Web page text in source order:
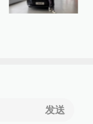
发送